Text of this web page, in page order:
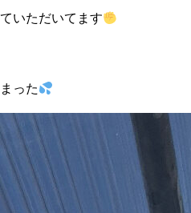
いただいてます
った